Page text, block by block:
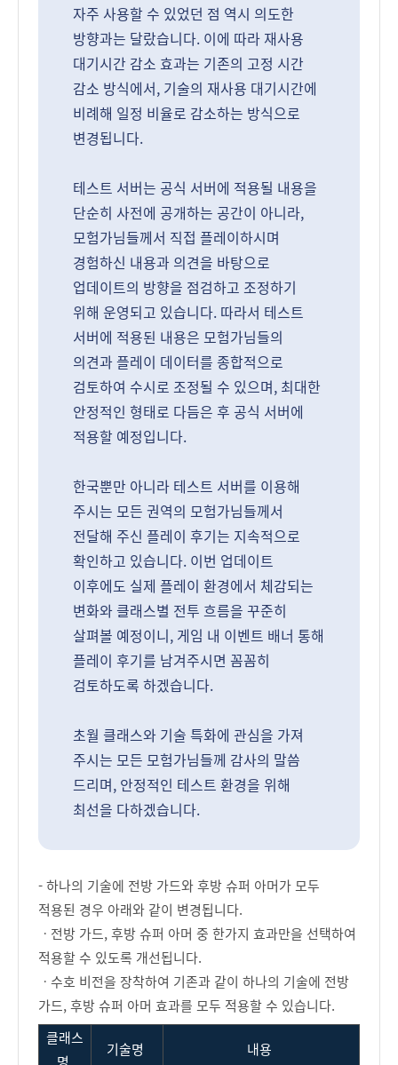
자주 사용할 수 있었던 점 역시 의도한
방향과는 달랐습니다. 이에 따라 재사용
대기시간 감소 효과는 기존의 고정 시간
감소 방식에서, 기술의 재사용 대기시간에
비례해 일정 비율로 감소하는 방식으로
변경됩니다.
테스트 서버는 공식 서버에 적용될 내용을
단순히 사전에 공개하는 공간이 아니라,
모험가님들께서 직접 플레이하시며
경험하신 내용과 의견을 바탕으로
업데이트의 방향을 점검하고 조정하기
위해 운영되고 있습니다. 따라서 테스트
서버에 적용된 내용은 모험가님들의
의견과 플레이 데이터를 종합적으로
검토하여 수시로 조정될 수 있으며, 최대한
안정적인 형태로 다듬은 후 공식 서버에
적용할 예정입니다.
한국뿐만 아니라 테스트 서버를 이용해
주시는 모든 권역의 모험가님들께서
전달해 주신 플레이 후기는 지속적으로
확인하고 있습니다. 이번 업데이트
이후에도 실제 플레이 환경에서 체감되는
변화와 클래스별 전투 흐름을 꾸준히
살펴볼 예정이니, 게임 내 이벤트 배너 통해
플레이 후기를 남겨주시면 꼼꼼히
검토하도록 하겠습니다.
초월 클래스와 기술 특화에 관심을 가져
주시는 모든 모험가님들께 감사의 말씀
드리며, 안정적인 테스트 환경을 위해
최선을 다하겠습니다.
- 하나의 기술에 전방 가드와 후방 슈퍼 아머가 모두
적용된 경우 아래와 같이 변경됩니다.
ㆍ전방 가드, 후방 슈퍼 아머 중 한가지 효과만을 선택하여
적용할 수 있도록 개선됩니다.
ㆍ수호 비전을 장착하여 기존과 같이 하나의 기술에 전방
가드, 후방 슈퍼 아머 효과를 모두 적용할 수 있습니다.
클래스
기술명 내용